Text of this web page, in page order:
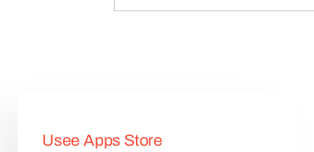
Usee Apps Store